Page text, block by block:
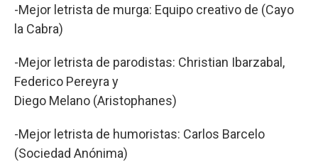
-Mejor letrista de murga: Equipo creativo de (Cayo
la Cabra)
-Mejor letrista de parodistas: Christian Ibarzabal,
Federico Pereyra y
Diego Melano (Aristophanes)
-Mejor letrista de humoristas: Carlos Barcelo
(Sociedad Anónima)